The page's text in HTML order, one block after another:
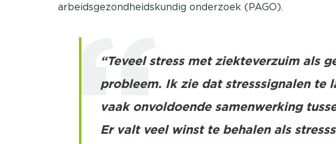
arbeidsgezondheidskundig onderzoek (PAGO).
“Teveel stress met ziekteverzuim als
probleem. Ik zie dat stresssignalen te
vaak onvoldoende samenwerking
Er valt veel winst te behalen als